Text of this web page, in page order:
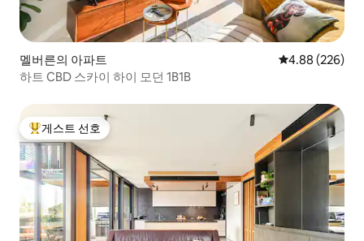
멜버른의 아파트 평점 4.88점(5
4.88 (226)
하트 CBD 스카이 하이 모던 1B1B
상위 게스트 선호
게스트 선호